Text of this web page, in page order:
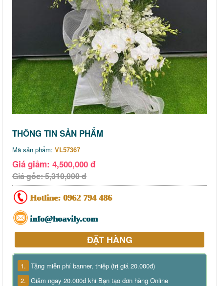
THÔNG TIN SẢN PHẨM
Mã sản phẩm: VL57367
Giá giảm: 4,500,000 đ
Giá gốc: 5,310,000 đ
Hotline: 0962 794 486
info@hoavily.com
ĐẶT HÀNG
1. Tặng miễn phí banner, thiệp (trị giá 20.000đ)
2. Giảm ngay 20.000đ khi Bạn tạo đơn hàng Online